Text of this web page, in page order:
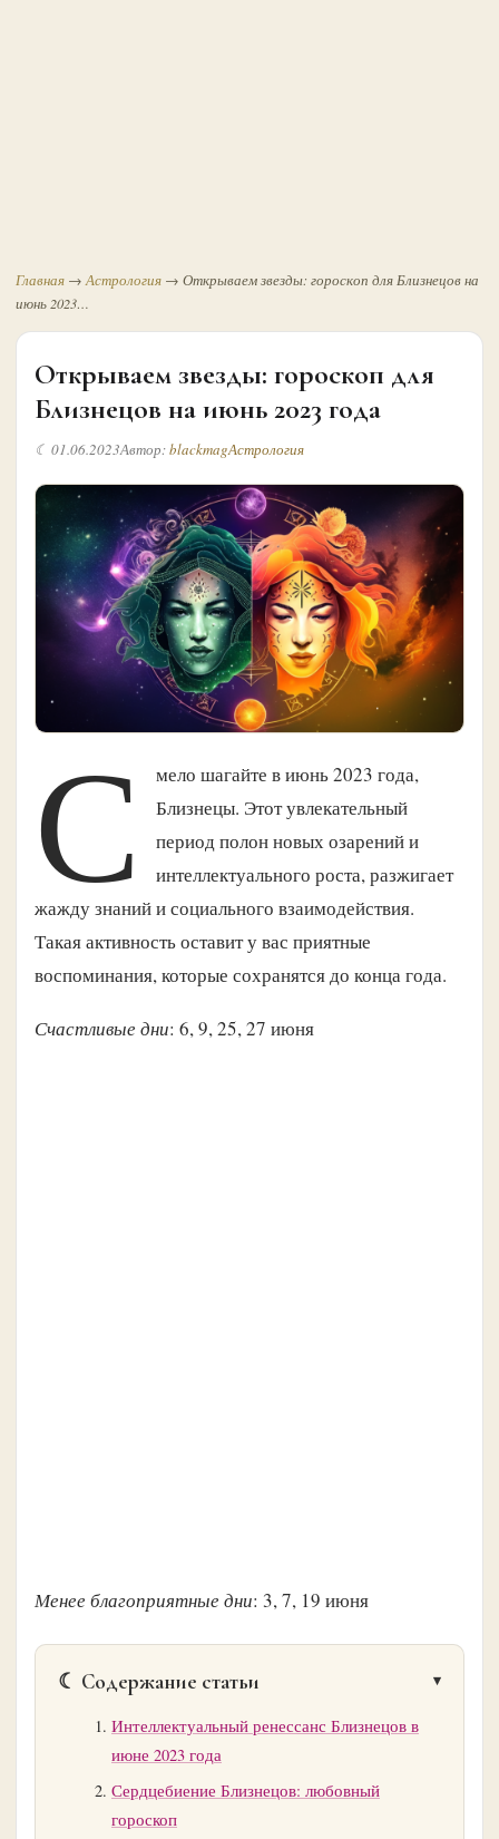
Главная → Астрология → Открываем звезды: гороскоп для Близнецов на
июнь 2023…
Открываем звезды: гороскоп для
Близнецов на июнь 2023 года
☾ 01.06.2023Автор:blackmagАстрология
С
мело шагайте в июнь 2023 года,
Близнецы. Этот увлекательный
период полон новых озарений и
интеллектуального роста, разжигает
жажду знаний и социального взаимодействия.
Такая активность оставит у вас приятные
воспоминания, которые сохранятся до конца года.
Счастливые дни: 6, 9, 25, 27 июня
Менее благоприятные дни: 3, 7, 19 июня
☾ Содержание статьи
Интеллектуальный ренессанс Близнецов в
июне 2023 года
Сердцебиение Близнецов: любовный
гороскоп